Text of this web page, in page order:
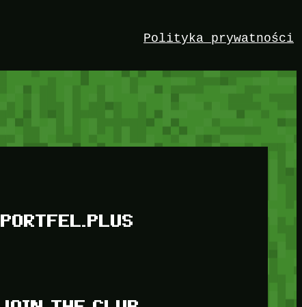
Polityka prywatności
PORTFEL.PLUS